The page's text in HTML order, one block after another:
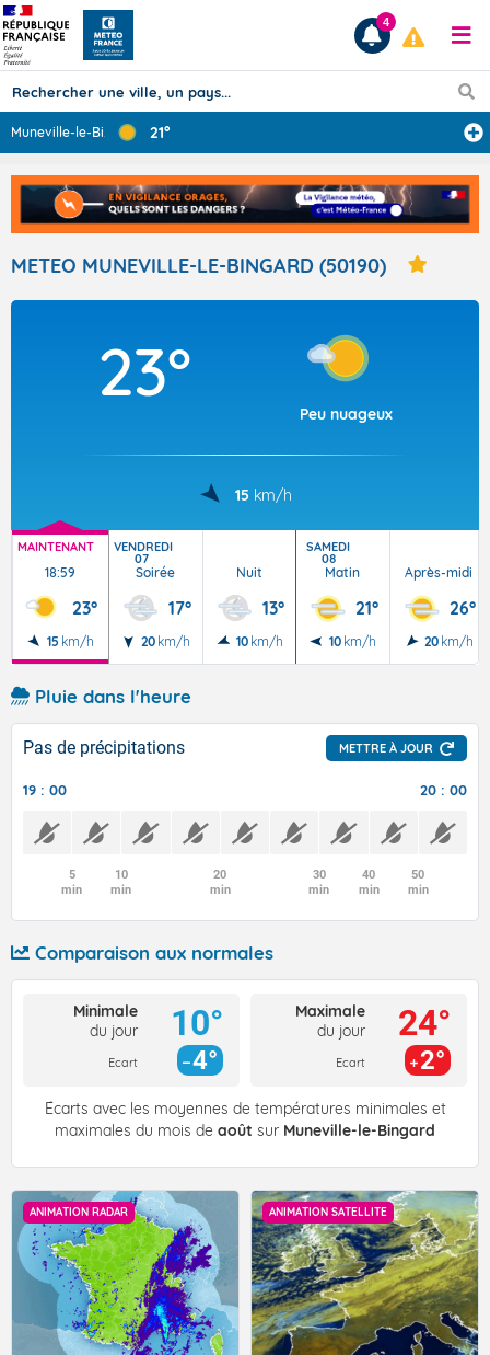
Prévisions
TOUS LES RÉSULTATS
Articles
4
Muneville-le-Bi... 21°
METEO MUNEVILLE-LE-BINGARD (50190)
23°
Peu nuageux
15 km/h
MAINTENANT
18:59
23°
15 km/h
VENDREDI
07
Soirée
17°
20 km/h
Nuit
13°
10 km/h
SAMEDI
08
Matin
21°
10 km/h
Après-midi
26°
20 km/h
Pluie dans l'heure
Pas de précipitations METTRE À JOUR
19 : 00 20 : 00
5
min
10
min
20
min
30
min
40
min
50
min
Comparaison aux normales
Minimale
du jour
Ecart
10°
4°
Maximale
du jour
Ecart
24°
2°
Écarts avec les moyennes de températures minimales et
maximales du mois de août sur Muneville-le-Bingard
ANIMATION RADAR ANIMATION SATELLITE